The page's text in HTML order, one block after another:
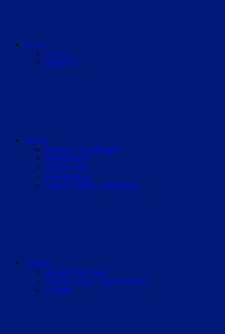
News
Games
Hardware
Twitch
Streamer Vorstellungen
Twitch Musik
Twitch Guide
Rise-Roleplay
Twitch Grafiken Dienstleister
Youtube
Streamer Roomtour
Youtube Video Cutter Übersicht
7vsWild